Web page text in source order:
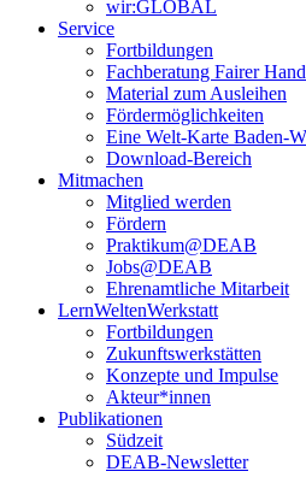
wir:GLOBAL
Service
Fortbildungen
Fachberatung Fairer
Material zum Ausleihen
Fördermöglichkeiten
Eine Welt-Karte Baden-
Download-Bereich
Mitmachen
Mitglied werden
Fördern
Praktikum@DEAB
Jobs@DEAB
Ehrenamtliche Mitarbeit
LernWeltenWerkstatt
Fortbildungen
Zukunftswerkstätten
Konzepte und Impulse
Akteur*innen
Publikationen
Südzeit
DEAB-Newsletter